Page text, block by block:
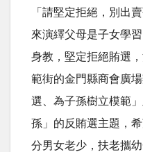
「請堅定拒絕，別出
來演繹父母是子女學
身教，堅定拒絕賄選
範街的金門縣商會廣
選、為子孫樹立模範
孫」的反賄選主題，
分男女老少，扶老攜